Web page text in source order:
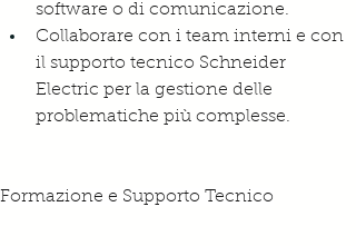
software o di comunicazione.
Collaborare con i team interni e con
il supporto tecnico Schneider
Electric per la gestione delle
problematiche più complesse.
Formazione e Supporto Tecnico